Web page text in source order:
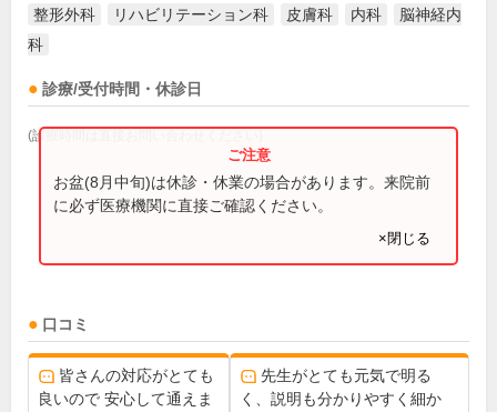
整形外科 リハビリテーション科 皮膚科 内科
脳神経内
科
診療/受付時間・休診日
(診療時間は直接お問い合わせください)
お盆(8月中旬)は休診・休業の場合があります。来院前
に必ず医療機関に直接ご確認ください。
×閉じる
口コミ
皆さんの対応がとても
良いので 安心して通えま
先生がとても元気で明る
く、説明も分かりやすく細か